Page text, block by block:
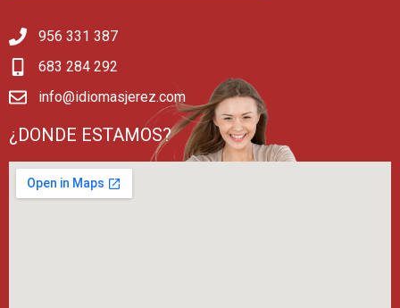
956 331 387
683 284 292
info@idiomasjerez.com
¿DONDE ESTAMOS?